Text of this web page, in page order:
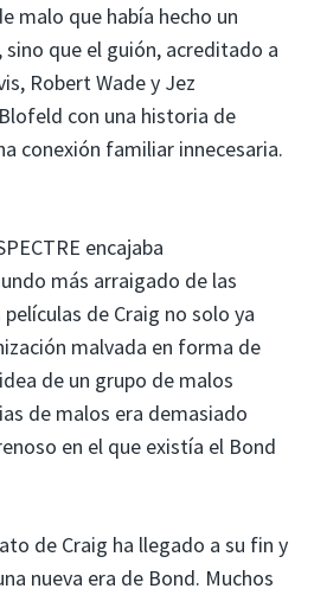
malo que había hecho un
que el guión, acreditado a
Robert Wade y Jez
con una historia de
conexión familiar innecesaria.
encajaba
más arraigado de las
de Craig no solo ya
malvada en forma de
de un grupo de malos
de malos era demasiado
en el que existía el Bond
de Craig ha llegado a su fin y
nueva era de Bond. Muchos